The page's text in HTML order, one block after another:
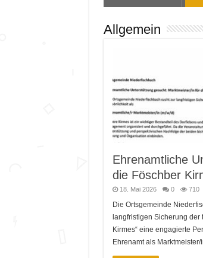
Allgemein
Ehrenamtliche
die Föschber
18. Mai 2026 0 710
Die Ortsgemeinde
langfristigen Sicherung der
Kirmes“ eine engagierte
Ehrenamt als Marktmeister/